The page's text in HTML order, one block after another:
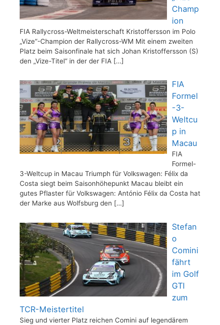
Champ
ion
FIA Rallycross-Weltmeisterschaft Kristoffersson im Polo
„Vize“-Champion der Rallycross-WM Mit einem zweiten
Platz beim Saisonfinale hat sich Johan Kristoffersson (S)
den „Vize-Titel“ in der der FIA […]
FIA
Formel
-3-
Weltcu
p in
Macau
FIA
Formel-
3-Weltcup in Macau Triumph für Volkswagen: Félix da
Costa siegt beim Saisonhöhepunkt Macau bleibt ein
gutes Pflaster für Volkswagen: António Félix da Costa hat
der Marke aus Wolfsburg den […]
Stefan
o
Comini
fährt
im Golf
GTI
zum
TCR-Meistertitel
Sieg und vierter Platz reichen Comini auf legendärem